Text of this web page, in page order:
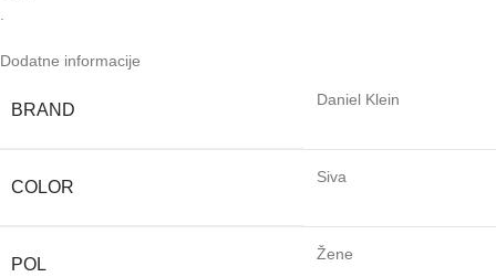
Dodatne informacije
BRAND
Daniel Klein
COLOR
Siva
POL
Žene